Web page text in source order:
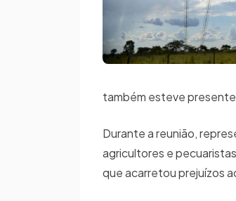
também esteve
Durante a reunião,
agricultores e
que acarretou prejuízos